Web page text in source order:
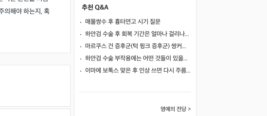
의해야 하는지, 혹
추천 Q&A
매몰쌍수 후 흉터연고 시기 질문
하안검 수술 후 회복 기간은 얼마나 걸리나요?
마르쿠스 건 증후군(턱 윙크 증후군) 쌍커풀 수술 가능 여부
하안검 수술 부작용에는 어떤 것들이 있을까요?
이마에 보톡스 맞은 후 인상 쓰면 다시 주름이 생길까요?
명예의 전당 >